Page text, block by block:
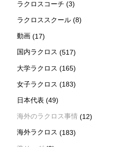
ラクロスコーチ (3)
ラクロススクール (8)
動画 (17)
国内ラクロス (517)
大学ラクロス (165)
女子ラクロス (183)
日本代表 (49)
海外のラクロス事情 (12)
海外ラクロス (183)